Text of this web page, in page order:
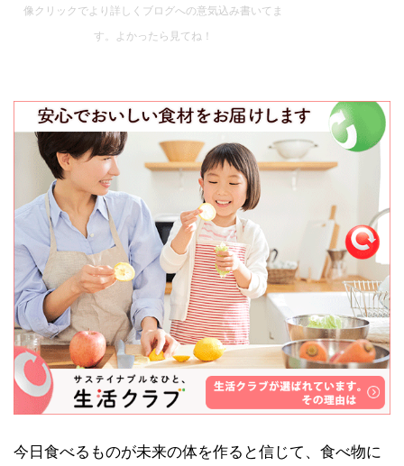
像クリックでより詳しくブログへの意気込み書いてま
す。よかったら見てね！
今日食べるものが未来の体を作ると信じて、食べ物に